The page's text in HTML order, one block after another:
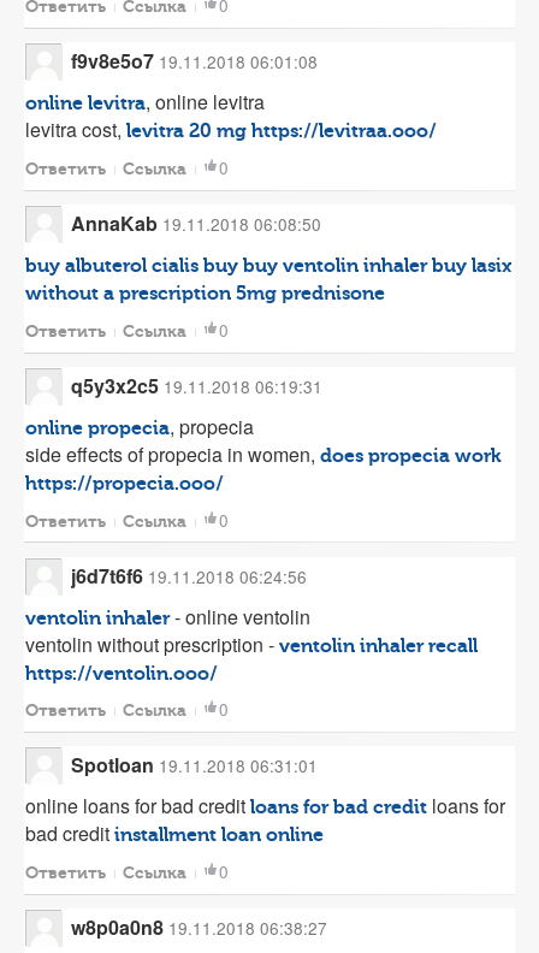
Ответить Ссылка 0
f9v8e5o7 19.11.2018 06:01:08
online levitra, online levitra
levitra cost, levitra 20 mg https://levitraa.ooo/
Ответить Ссылка 0
AnnaKab 19.11.2018 06:08:50
buy albuterol cialis buy buy ventolin inhaler buy lasix
without a prescription 5mg prednisone
Ответить Ссылка 0
q5y3x2c5 19.11.2018 06:19:31
online propecia, propecia
side effects of propecia in women, does propecia work
https://propecia.ooo/
Ответить Ссылка 0
j6d7t6f6 19.11.2018 06:24:56
ventolin inhaler- online ventolin
ventolin without prescription - ventolin inhaler recall
https://ventolin.ooo/
Ответить Ссылка 0
Spotloan 19.11.2018 06:31:01
online loans for bad credit loans for bad credit loans for
bad credit installment loan online
Ответить Ссылка 0
w8p0a0n8 19.11.2018 06:38:27